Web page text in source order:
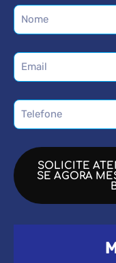
SOLICITE
SE AGORA